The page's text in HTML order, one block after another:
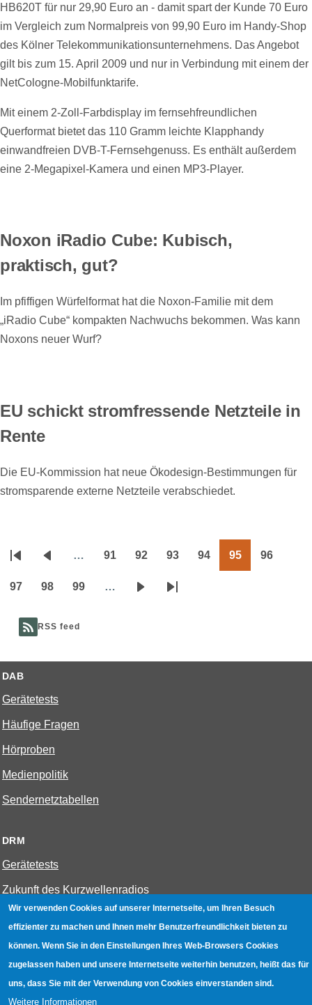
HB620T für nur 29,90 Euro an - damit spart der Kunde 70 Euro
im Vergleich zum Normalpreis von 99,90 Euro im Handy-Shop
des Kölner Telekommunikationsunternehmens. Das Angebot
gilt bis zum 15. April 2009 und nur in Verbindung mit einem der
NetCologne-Mobilfunktarife.
Mit einem 2-Zoll-Farbdisplay im fernsehfreundlichen
Querformat bietet das 110 Gramm leichte Klapphandy
einwandfreien DVB-T-Fernsehgenuss. Es enthält außerdem
eine 2-Megapixel-Kamera und einen MP3-Player.
Noxon iRadio Cube: Kubisch,
praktisch, gut?
Im pfiffigen Würfelformat hat die Noxon-Familie mit dem
„iRadio Cube“ kompakten Nachwuchs bekommen. Was kann
Noxons neuer Wurf?
EU schickt stromfressende Netzteile in
Rente
Die EU-Kommission hat neue Ökodesign-Bestimmungen für
stromsparende externe Netzteile verabschiedet.
Seitennummerierung
Erste
Seite
Vorherige
Seite
… 91 92 93 94 95 96
97 98 99 …
NächsteLetzte
RSS feed
DAB
Gerätetests
Häufige Fragen
Hörproben
Medienpolitik
Sendernetztabellen
DRM
Gerätetests
Zukunft des Kurzwellenradios
W-LAN
Geräte mit Aufnahmefunktion
Wir verwenden Cookies auf unserer Internetseite, um Ihren Besuch
effizienter zu machen und Ihnen mehr Benutzerfreundlichkeit bieten zu
können. Wenn Sie in den Einstellungen Ihres Web-Browsers Cookies
zugelassen haben und unsere Internetseite weiterhin benutzen, heißt das für
uns, dass Sie mit der Verwendung von Cookies einverstanden sind.
Weitere Informationen